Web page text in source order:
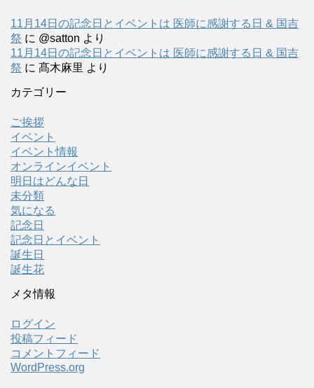
11月14日の記念日とイベントは 医師に感謝する日 & 国吉
祭 に @satton より
11月14日の記念日とイベントは 医師に感謝する日 & 国吉
祭 に 髙木麻里 より
カテゴリー
ご挨拶
イベント
イベント情報
オンラインイベント
明日はどんな日
未分類
気になる
記念日
記念日とイベント
誕生日
誕生花
メタ情報
ログイン
投稿フィード
コメントフィード
WordPress.org